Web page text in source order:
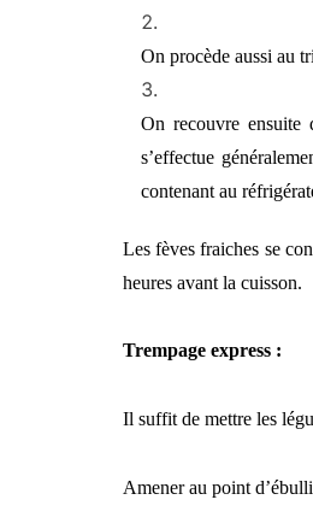
On procède aussi au
On recouvre
s’effectue
contenant au
Les fèves fraiches se
heures avant la cuisson.
Trempage express :
Il suffit de mettre les
Amener au point